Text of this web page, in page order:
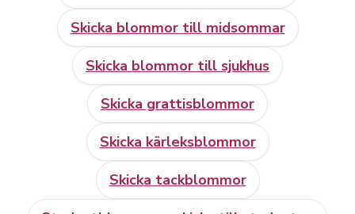
Skicka blommor till midsommar
Skicka blommor till sjukhus
Skicka grattisblommor
Skicka kärleksblommor
Skicka tackblommor